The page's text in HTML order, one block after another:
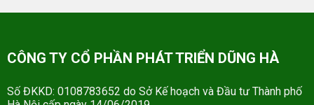
CÔNG TY CỔ PHẦN PHÁT TRIỂN DŨNG HÀ
Số ĐKKD: 0108783652 do Sở Kế hoạch và Đầu tư Thành phố